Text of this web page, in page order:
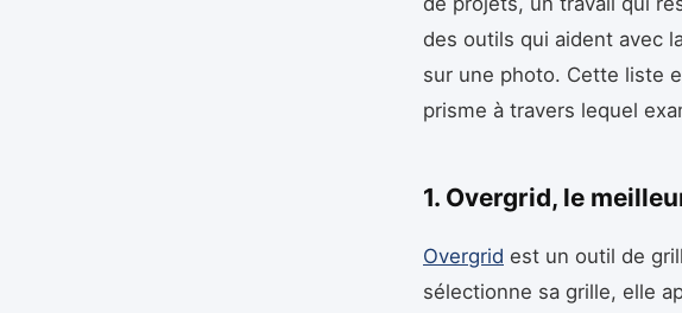
des outils qui aident avec
sur une photo. Cette liste
prisme à travers lequel
1. Overgrid, le
Overgrid est un outil de
sélectionne sa grille, elle